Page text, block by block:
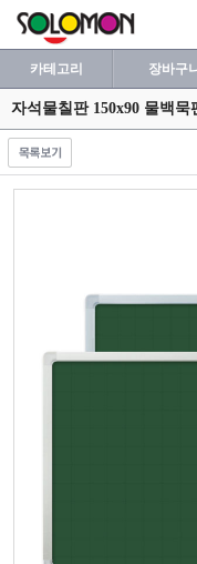
카테고리 장바구니
자석물칠판 150x90 물백